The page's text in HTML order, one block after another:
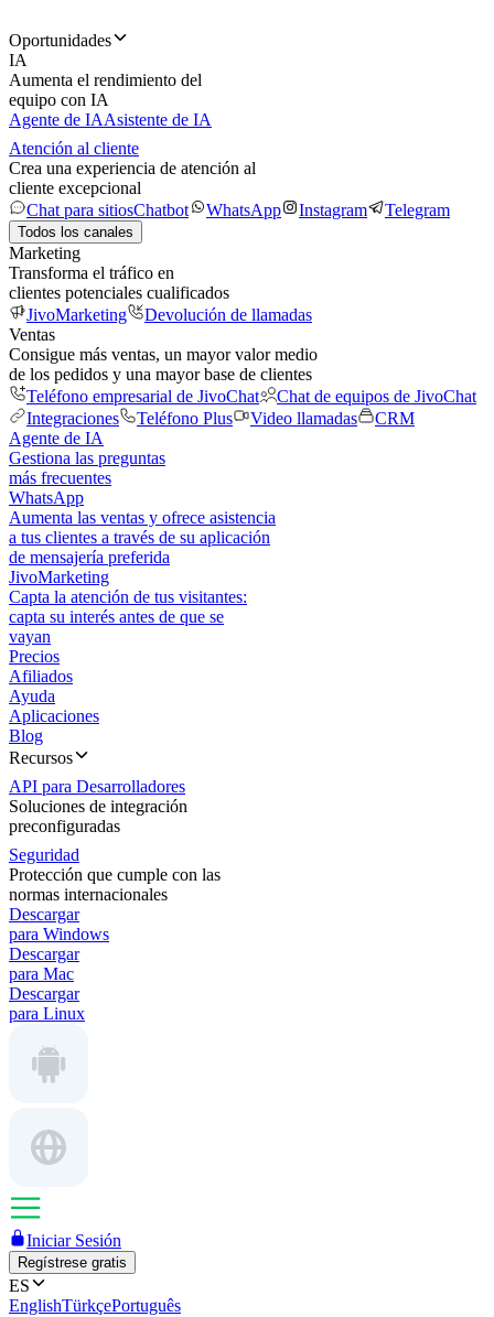
Oportunidades
IA
Aumenta el rendimiento del
equipo con IA
Agente de IAAsistente de IA
Atención al cliente
Crea una experiencia de atención al
cliente excepcional
Chat para sitiosChatbot WhatsApp Instagram Telegram
Todos los canales
Marketing
Transforma el tráfico en
clientes potenciales cualificados
JivoMarketing
Devolución de llamadas
Ventas
Consigue más ventas, un mayor valor medio
de los pedidos y una mayor base de clientes
Teléfono empresarial de JivoChat
Chat de equipos de JivoChat
Integraciones
Teléfono Plus Video llamadas
CRM
Agente de IA
Gestiona las preguntas
más frecuentes
WhatsApp
Aumenta las ventas y ofrece asistencia
a tus clientes a través de su aplicación
de mensajería preferida
JivoMarketing
Capta la atención de tus visitantes:
capta su interés antes de que se
vayan
Precios
Afiliados
Ayuda
Aplicaciones
Blog
Recursos
API para Desarrolladores
Soluciones de integración
preconfiguradas
Seguridad
Protección que cumple con las
normas internacionales
Descargar
para Windows
Descargar
para Mac
Descargar
para Linux
Iniciar Sesión
Regístrese gratis
ES
EnglishTürkçePortuguês